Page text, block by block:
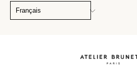
CHANGER
DE
LANGUE
Français